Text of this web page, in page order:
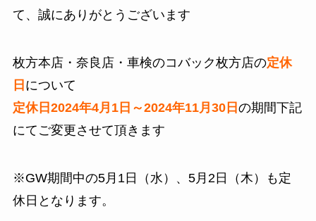
て、誠にありがとうございます
枚方本店・奈良店・車検のコバック枚方店の定休
日 について
定休日2024年4月1日～2024年11月30日 の期間下記
にてご変更させて頂きます
※GW期間中の5月1日（水）、5月2日（木）も定
休日となります。